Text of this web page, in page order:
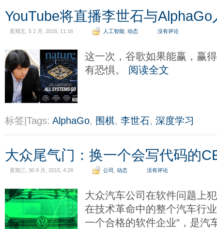
YouTube将直播李世石与
星期五, 5 2 月, 2016, 11:16 人工智能 动态 没有评论
这一次，谷歌如果能赢，赢
有恐惧。 阅读全文
标签|Tags: AlphaGo, 围棋, 李世石, 深度学习
大众尾气门：换一个会写代码的
星期三, 30 9 月, 2015, 4:28 公司 动态 没有评论
大众汽车公司在软件问题上
在技术革命中的整个汽车行
一个合格的软件企业”，是汽